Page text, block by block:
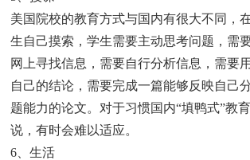
美国院校的教育方式与国内有很大不同，
生自己摸索，学生需要主动思考问题，需
网上寻找信息，需要自行分析信息，需要
自己的结论，需要完成一篇能够反映自己
题能力的论文。对于习惯国内“填鸭式”教
说，有时会难以适应。
6、生活